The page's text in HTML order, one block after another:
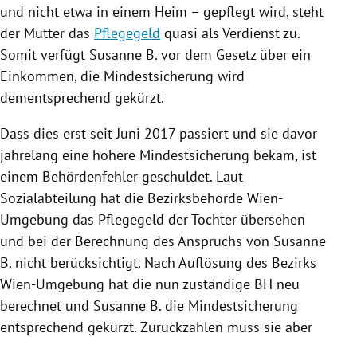
und nicht etwa in einem Heim – gepflegt wird, steht
der Mutter das Pflegegeld quasi als Verdienst zu.
Somit verfügt Susanne B. vor dem Gesetz über ein
Einkommen, die Mindestsicherung wird
dementsprechend gekürzt.
Dass dies erst seit Juni 2017 passiert und sie davor
jahrelang eine höhere Mindestsicherung bekam, ist
einem Behördenfehler geschuldet. Laut
Sozialabteilung hat die Bezirksbehörde Wien-
Umgebung das Pflegegeld der Tochter übersehen
und bei der Berechnung des Anspruchs von Susanne
B. nicht berücksichtigt. Nach Auflösung des Bezirks
Wien-Umgebung hat die nun zuständige BH neu
berechnet und Susanne B. die Mindestsicherung
entsprechend gekürzt. Zurückzahlen muss sie aber